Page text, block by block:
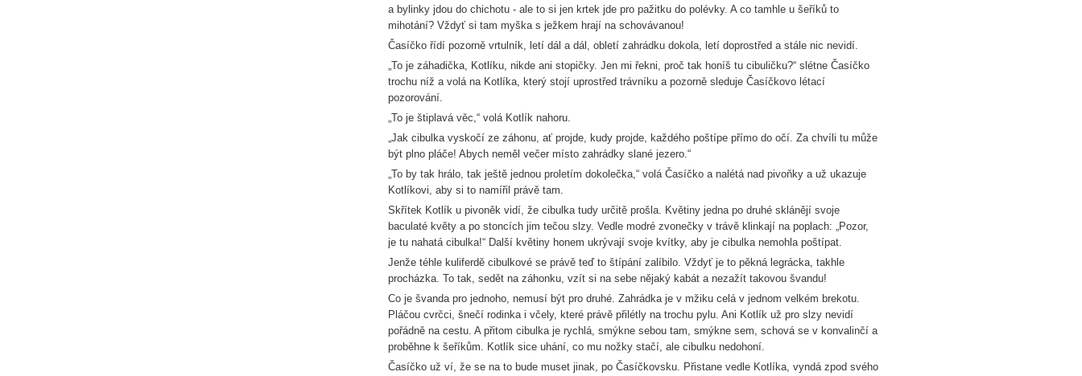
a bylinky jdou do chichotu - ale to si jen krtek jde pro pažitku do polévky. A co tamhle u šeříků to
mihotání? Vždyť si tam myška s ježkem hrají na schovávanou!
Časíčko řídí pozorně vrtulník, letí dál a dál, obletí zahrádku dokola, letí doprostřed a stále nic nevidí.
„To je záhadička, Kotlíku, nikde ani stopičky. Jen mi řekni, proč tak honíš tu cibuličku?“ slétne Časíčko
trochu níž a volá na Kotlíka, který stojí uprostřed trávníku a pozorně sleduje Časíčkovo létací
pozorování.
„To je štiplavá věc,“ volá Kotlík nahoru.
„Jak cibulka vyskočí ze záhonu, ať projde, kudy projde, každého poštípe přímo do očí. Za chvíli tu může
být plno pláče! Abych neměl večer místo zahrádky slané jezero.“
„To by tak hrálo, tak ještě jednou proletím dokolečka,“ volá Časíčko a nalétá nad pivoňky a už ukazuje
Kotlíkovi, aby si to namířil právě tam.
Skřítek Kotlík u pivoněk vidí, že cibulka tudy určitě prošla. Květiny jedna po druhé sklánějí svoje
baculaté květy a po stoncích jim tečou slzy. Vedle modré zvonečky v trávě klinkají na poplach: „Pozor,
je tu nahatá cibulka!“ Další květiny honem ukrývají svoje kvítky, aby je cibulka nemohla poštípat.
Jenže téhle kuliferdě cibulkové se právě teď to štípání zalíbilo. Vždyť je to pěkná legrácka, takhle
procházka. To tak, sedět na záhonku, vzít si na sebe nějaký kabát a nezažít takovou švandu!
Co je švanda pro jednoho, nemusí být pro druhé. Zahrádka je v mžiku celá v jednom velkém brekotu.
Pláčou cvrčci, šnečí rodinka i včely, které právě přilétly na trochu pylu. Ani Kotlík už pro slzy nevidí
pořádně na cestu. A přitom cibulka je rychlá, smýkne sebou tam, smýkne sem, schová se v konvalinčí a
proběhne k šeříkům. Kotlík sice uhání, co mu nožky stačí, ale cibulku nedohoní.
Časíčko už ví, že se na to bude muset jinak, po Časíčkovsku. Přistane vedle Kotlíka, vyndá zpod svého